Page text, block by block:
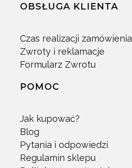
OBSŁUGA KLIENTA
Czas realizacji zamówienia
Zwroty i reklamacje
Formularz Zwrotu
POMOC
Jak kupować?
Blog
Pytania i odpowiedzi
Regulamin sklepu